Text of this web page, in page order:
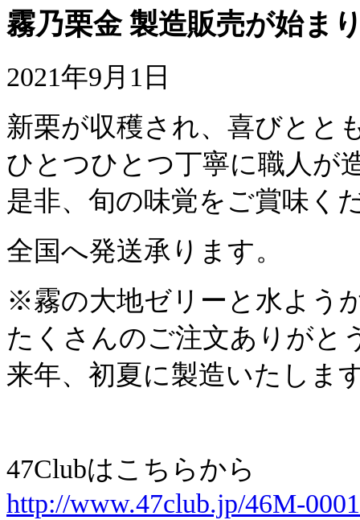
霧乃栗金 製造販売が始ま
2021年9月1日
新栗が収穫され、喜びとと
ひとつひとつ丁寧に職人が
是非、旬の味覚をご賞味く
全国へ発送承ります。
※霧の大地ゼリーと水よう
たくさんのご注文ありがと
来年、初夏に製造いたしま
47Clubはこちらから
http://www.47club.jp/46M-